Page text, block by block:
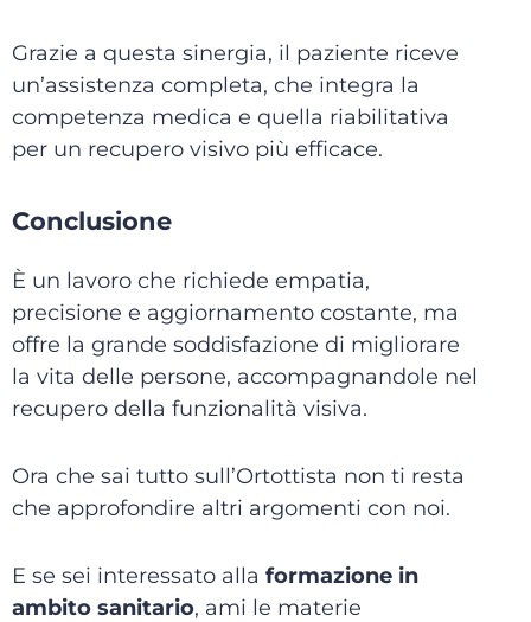
Grazie a questa sinergia, il paziente riceve
un’assistenza completa, che integra la
competenza medica e quella riabilitativa
per un recupero visivo più efficace.
Conclusione
È un lavoro che richiede empatia,
precisione e aggiornamento costante, ma
offre la grande soddisfazione di migliorare
la vita delle persone, accompagnandole nel
recupero della funzionalità visiva.
Ora che sai tutto sull’Ortottista non ti resta
che approfondire altri argomenti con noi.
E se sei interessato alla formazione in
ambito sanitario, ami le materie